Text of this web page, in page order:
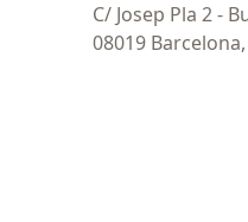
C/ Josep Pla 2 -
08019